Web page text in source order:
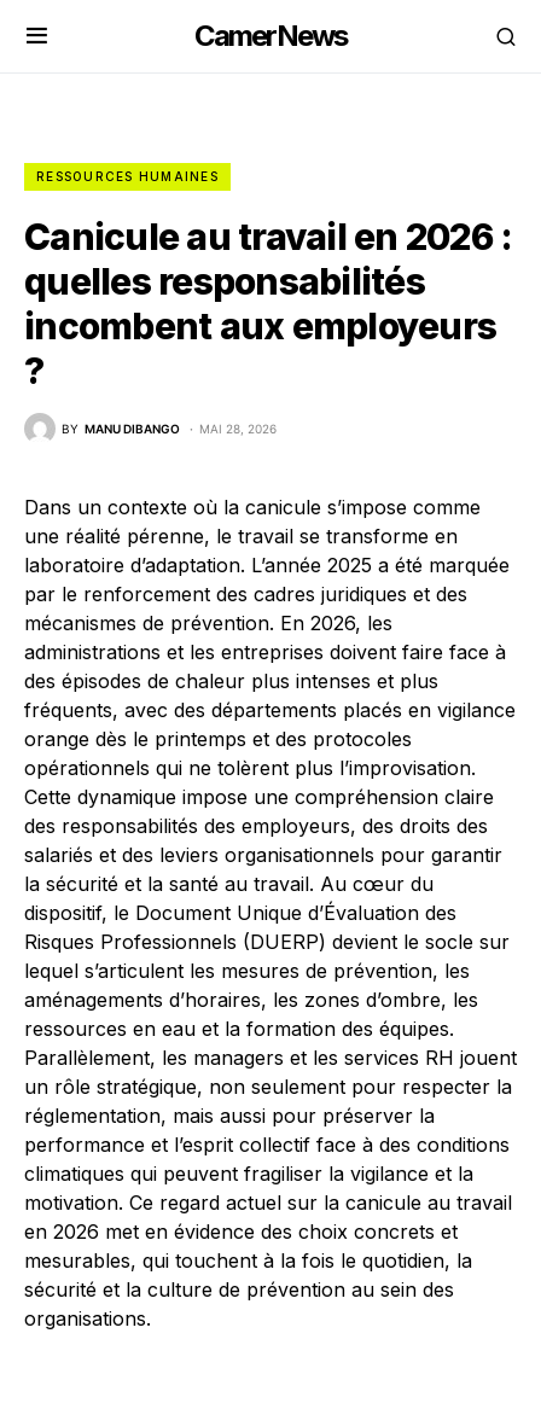
CamerNews
RESSOURCES HUMAINES
Canicule au travail en 2026 :
quelles responsabilités
incombent aux employeurs
?
BY MANU DIBANGO MAI 28, 2026
Dans un contexte où la canicule s’impose comme
une réalité pérenne, le travail se transforme en
laboratoire d’adaptation. L’année 2025 a été marquée
par le renforcement des cadres juridiques et des
mécanismes de prévention. En 2026, les
administrations et les entreprises doivent faire face à
des épisodes de chaleur plus intenses et plus
fréquents, avec des départements placés en vigilance
orange dès le printemps et des protocoles
opérationnels qui ne tolèrent plus l’improvisation.
Cette dynamique impose une compréhension claire
des responsabilités des employeurs, des droits des
salariés et des leviers organisationnels pour garantir
la sécurité et la santé au travail. Au cœur du
dispositif, le Document Unique d’Évaluation des
Risques Professionnels (DUERP) devient le socle sur
lequel s’articulent les mesures de prévention, les
aménagements d’horaires, les zones d’ombre, les
ressources en eau et la formation des équipes.
Parallèlement, les managers et les services RH jouent
un rôle stratégique, non seulement pour respecter la
réglementation, mais aussi pour préserver la
performance et l’esprit collectif face à des conditions
climatiques qui peuvent fragiliser la vigilance et la
motivation. Ce regard actuel sur la canicule au travail
en 2026 met en évidence des choix concrets et
mesurables, qui touchent à la fois le quotidien, la
sécurité et la culture de prévention au sein des
organisations.